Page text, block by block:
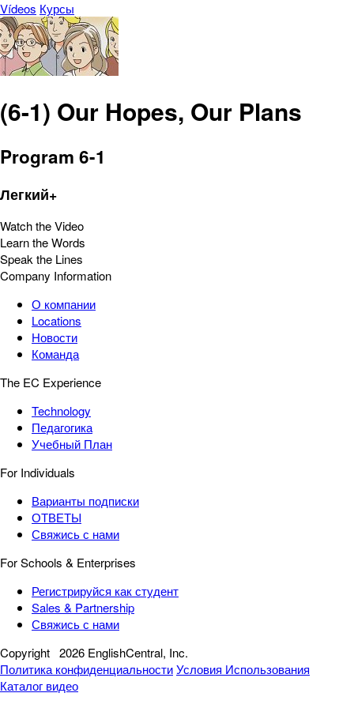
Vídeos Курсы
(6-1) Our Hopes, Our Plans
Program 6-1
Легкий+
Watch the Video
Learn the Words
Speak the Lines
Company Information
О компании
Locations
Новости
Команда
The EC Experience
Technology
Педагогика
Учебный План
For Individuals
Варианты подписки
ОТВЕТЫ
Свяжись с нами
For Schools & Enterprises
Регистрируйся как студент
Sales & Partnership
Свяжись с нами
Copyright 2026 EnglishCentral, Inc.
Политика конфиденциальностиУсловия Использования
Каталог видео